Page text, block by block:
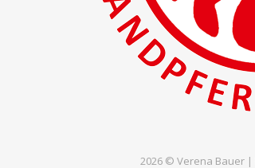
2026 © Verena Bauer |